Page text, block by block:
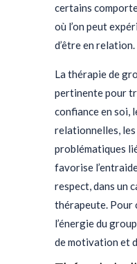
certains
où l’on peut
d’être en relation.
La thérapie de
pertinente pour
confiance en soi,
relationnelles,
problématiques
favorise
respect, dans un
thérapeute. Pour
l’énergie du
de motivation et